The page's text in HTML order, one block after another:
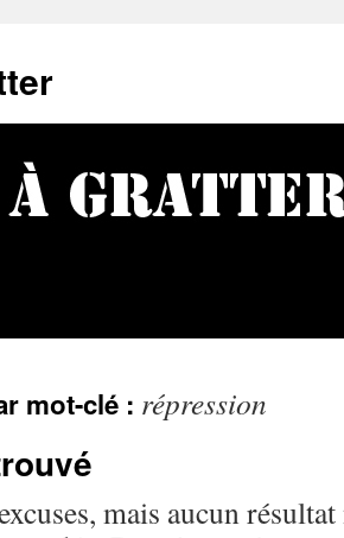
mot-clé : répression
mais aucun